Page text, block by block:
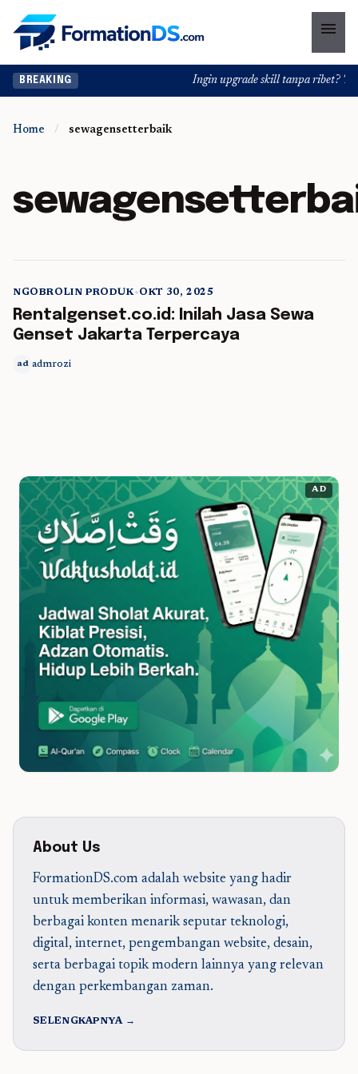
menu
BREAKING Ingin upgrade skill tanpa ribet?
Home / sewagensetterbaik
5 min read
NGOBROLIN PRODUK•OKT 30, 2025
Rentalgenset.co.id: Inilah Jasa Sewa
Genset Jakarta Terpercaya
ad admrozi
AD
About Us
FormationDS.com adalah website yang hadir
untuk memberikan informasi, wawasan, dan
berbagai konten menarik seputar teknologi,
digital, internet, pengembangan website, desain,
serta berbagai topik modern lainnya yang relevan
dengan perkembangan zaman.
SELENGKAPNYA →